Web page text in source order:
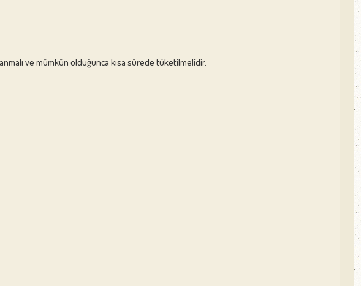
ve mümkün olduğunca kısa sürede tüketilmelidir.